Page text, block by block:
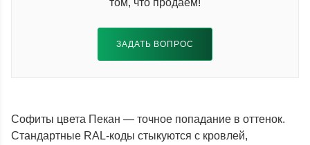
том, что продаем!
ЗАДАТЬ ВОПРОС
Софиты цвета Пекан — точное попадание в оттенок.
Стандартные RAL-коды стыкуются с кровлей,